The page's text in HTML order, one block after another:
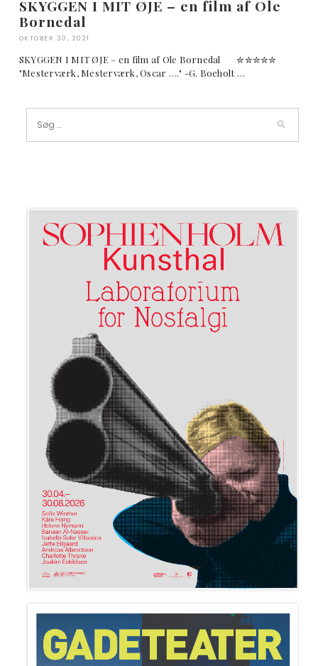
SKYGGEN I MIT ØJE – en film af Ole
Bornedal
OKTOBER 30, 2021
SKYGGEN I MIT ØJE – en film af Ole Bornedal ✮✮✮✮✮
"Mesterværk, Mesterværk, Oscar …." -G. Boeholt …